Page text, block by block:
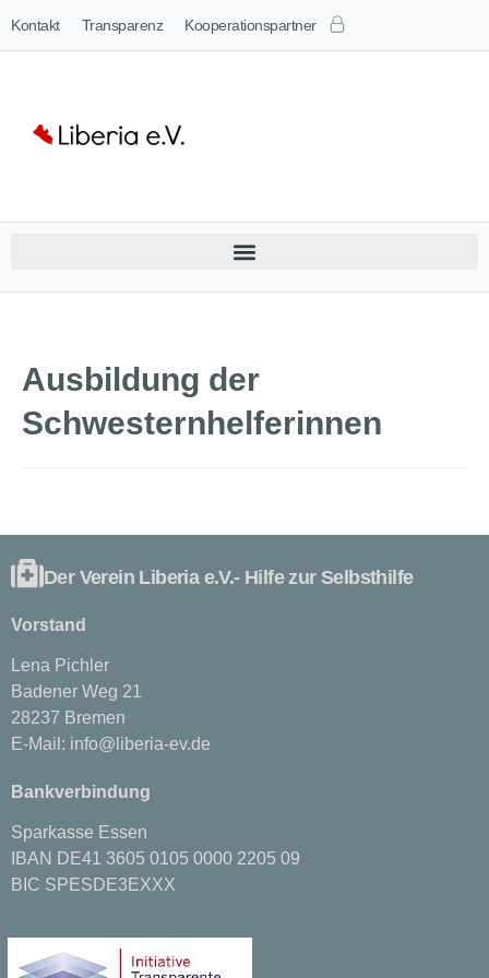
Kontakt Transparenz Kooperationspartner
Ausbildung der
Schwesternhelferinnen
Der Verein Liberia e.V.- Hilfe zur Selbsthilfe
Vorstand
Lena Pichler
Badener Weg 21
28237 Bremen
E-Mail: info@liberia-ev.de
Bankverbindung
Sparkasse Essen
IBAN DE41 3605 0105 0000 2205 09
BIC SPESDE3EXXX